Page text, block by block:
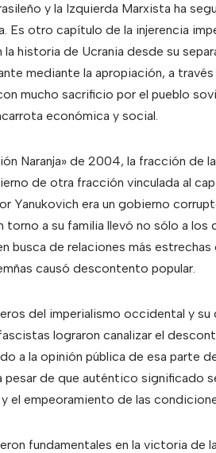
y la Izquierda Marxista ha
Es otro capítulo de la injerencia
historia de Ucrania desde su
mediante la apropiación, a
mucho sacrificio por el pueblo
económica y social.
Naranja» de 2004, la fracción de
de otra fracción vinculada al
Yanukovich era un gobierno
a su familia llevó no sólo a los
busca de relaciones más
causó descontento popular.
del imperialismo occidental y
lograron canalizar el
a la opinión pública de esa parte
pesar de que auténtico significado
el empeoramiento de las
fundamentales en la victoria de